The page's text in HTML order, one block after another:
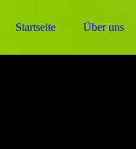
Startseite Über uns